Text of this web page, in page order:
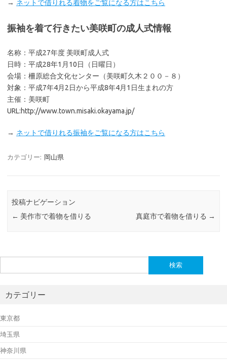
→ ネットで借りれる着物をご覧になる方はこちら
振袖を着て行きたい美咲町の成人式情報
名称：平成27年度 美咲町成人式
日時：平成28年1月10日（日曜日）
会場：柵原総合文化センター（美咲町久木２００－８）
対象：平成7年4月2日から平成8年4月1日生まれの方
主催：美咲町
URL:http://www.town.misaki.okayama.jp/
→ ネットで借りれる振袖をご覧になる方はこちら
カテゴリー: 岡山県
投稿ナビゲーション
← 美作市で着物を借りる 真庭市で着物を借りる →
索:
カテゴリー
東京都
埼玉県
神奈川県